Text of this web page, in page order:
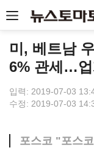
미, 베트남
6% 관세…
입력: 2019-07-03
수정: 2019-07-03
포스코 "포스